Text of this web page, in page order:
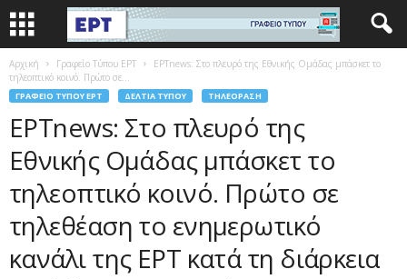
Αρχική Γραφείο Τύπου ΕΡΤ
ΕΡΤnews: Στο πλευρό της Εθνικής Ομάδας μπάσκετ το
τηλεοπτικό κοινό. Πρώτο σε...
ΓΡΑΦΕΊΟ ΤΎΠΟΥ ΕΡΤ ΔΕΛΤΊΑ ΤΎΠΟΥ ΤΗΛΕΌΡΑΣΗ
ΕΡΤnews: Στο πλευρό της
Εθνικής Ομάδας μπάσκετ το
τηλεοπτικό κοινό. Πρώτο σε
τηλεθέαση το ενημερωτικό
κανάλι της ΕΡΤ κατά τη διάρκεια